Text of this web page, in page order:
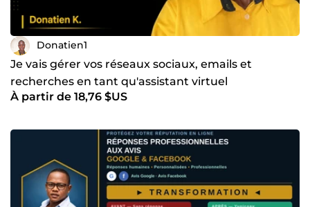
Donatien1
Je vais gérer vos réseaux sociaux, emails et
recherches en tant qu'assistant virtuel
À partir de 18,76 $US